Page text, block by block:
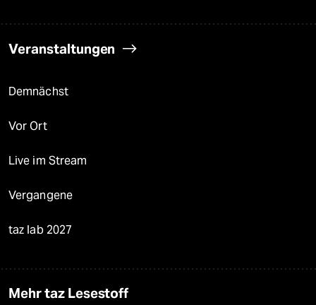
Veranstaltungen
Demnächst
Vor Ort
Live im Stream
Vergangene
taz lab 2027
Mehr taz Lesestoff